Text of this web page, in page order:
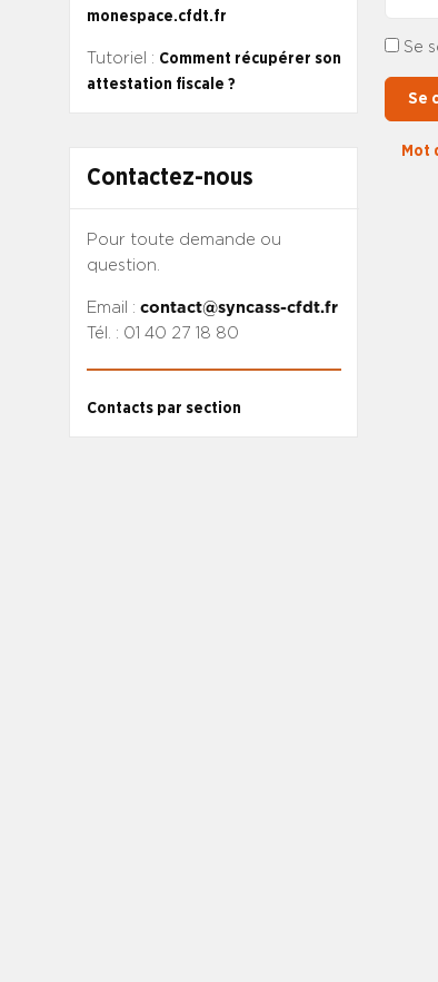
monespace.cfdt.fr
Tutoriel : Comment récupérer son
attestation fiscale ?
Contactez-nous
Pour toute demande ou
question.
Email : contact@syncass-cfdt.fr
Tél. : 01 40 27 18 80
Contacts par section
Se
Se
Mot